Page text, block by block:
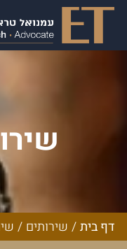
דף בית/ שירותים /